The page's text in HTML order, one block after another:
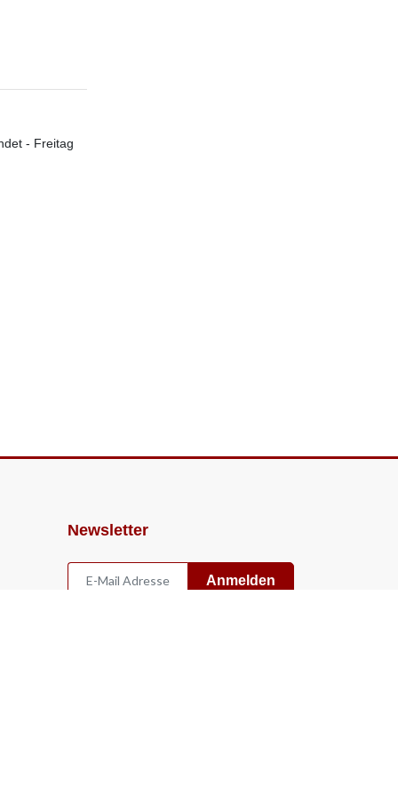
- Freitag
Newsletter
Anmelden